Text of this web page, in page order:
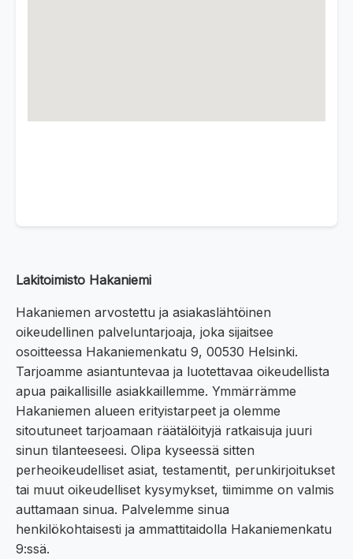
Lakitoimisto Hakaniemi
Hakaniemen arvostettu ja asiakaslähtöinen
oikeudellinen palveluntarjoaja, joka sijaitsee
osoitteessa Hakaniemenkatu 9, 00530 Helsinki.
Tarjoamme asiantuntevaa ja luotettavaa oikeudellista
apua paikallisille asiakkaillemme. Ymmärrämme
Hakaniemen alueen erityistarpeet ja olemme
sitoutuneet tarjoamaan räätälöityjä ratkaisuja juuri
sinun tilanteeseesi. Olipa kyseessä sitten
perheoikeudelliset asiat, testamentit, perunkirjoitukset
tai muut oikeudelliset kysymykset, tiimimme on valmis
auttamaan sinua. Palvelemme sinua
henkilökohtaisesti ja ammattitaidolla Hakaniemenkatu
9:ssä.